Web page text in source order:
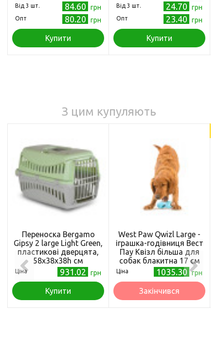
Від 3 шт. 84.60 грн
Опт 80.20 грн
Купити
Від 3 шт. 24.70 грн
Опт 23.40 грн
Купити
З цим купуляють
Переноска Bergamo
Gipsy 2 large Light Green,
пластикові дверцята,
58х38х38h см
Ціна 931.02 грн
Купити
West Paw Qwizl Large -
іграшка-годівниця Вест
Пау Квізл більша для
собак блакитна 17 см
Ціна 1035.30 грн
Закінчився